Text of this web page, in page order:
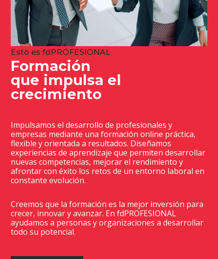
Esto es fdPROFESIONAL
Formación
que impulsa el
crecimiento
Impulsamos el desarrollo de profesionales y
empresas mediante una formación online práctica,
flexible y orientada a resultados. Diseñamos
experiencias de aprendizaje que permiten desarrollar
nuevas competencias, mejorar el rendimiento y
afrontar con éxito los retos de un entorno laboral en
constante evolución.
Creemos que la formación es la mejor inversión para
crecer, innovar y avanzar. En fdPROFESIONAL
ayudamos a personas y organizaciones a desarrollar
todo su potencial.